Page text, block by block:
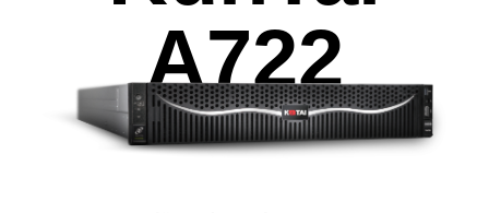
A722